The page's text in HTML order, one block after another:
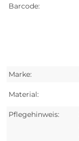
Barcode:
Marke:
Material:
Pflegehinweis: